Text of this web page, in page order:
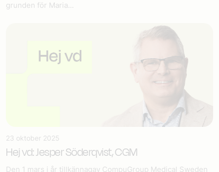
grunden för Maria...
23 oktober 2025
Hej vd: Jesper Söderqvist, CGM
Den 1 mars i år tillkännagav CompuGroup Medical Sweden